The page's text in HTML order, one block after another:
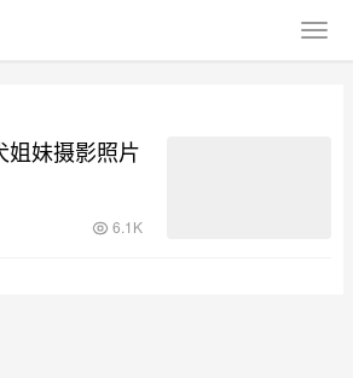
姐妹摄影照片
6.1K